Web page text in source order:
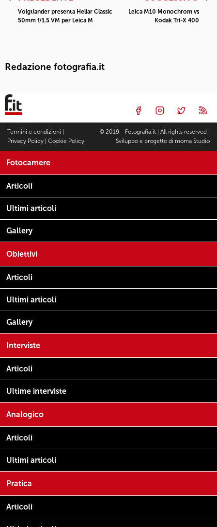
Fotocamere
Articoli
Ultimi articoli
Gallery
Obiettivi
Articoli
Ultimi articoli
Gallery
Interviste
Articoli
Ultime interviste
Analogico
Articoli
Ultimi articoli
Pratica
Articoli
Voigtlander presenta Heliar Classic
50mm f/1.5 VM per Leica M
Leica M10 Monochrom vs
Kodak Tri-X 400
Redazione fotografia.it
Termini e condizioni
Privacy Policy
Cookie Policy
© 2019 - Fotografia.it | All rights reserved |
Sviluppo e progetto di moma Studio